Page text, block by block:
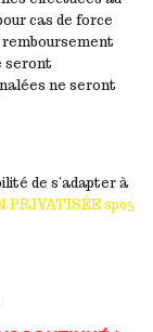
cas de force
seront
ne seront
de s’adapter à
PRIVATISÉE sp05